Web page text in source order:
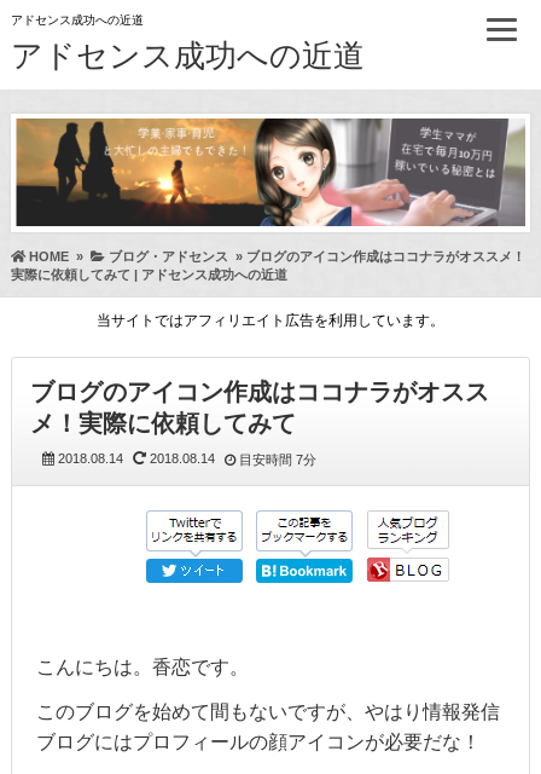
アドセンス成功への近道
アドセンス成功への近道
HOME» ブログ・アドセンス » ブログのアイコン作成はココナラがオススメ！
実際に依頼してみて | アドセンス成功への近道
当サイトではアフィリエイト広告を利用しています。
ブログのアイコン作成はココナラがオスス
メ！実際に依頼してみて
2018.08.14 2018.08.14 目安時間 7分
こんにちは。香恋です。
このブログを始めて間もないですが、やはり情報発信
ブログにはプロフィールの顔アイコンが必要だな！